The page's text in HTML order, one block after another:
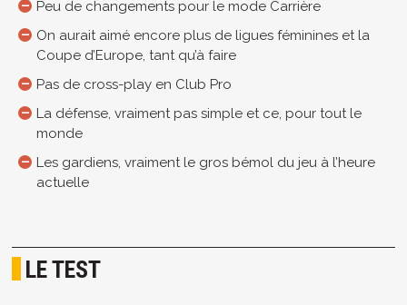
Peu de changements pour le mode Carrière
On aurait aimé encore plus de ligues féminines et la
Coupe d’Europe, tant qu’à faire
Pas de cross-play en Club Pro
La défense, vraiment pas simple et ce, pour tout le
monde
Les gardiens, vraiment le gros bémol du jeu à l’heure
actuelle
LE TEST